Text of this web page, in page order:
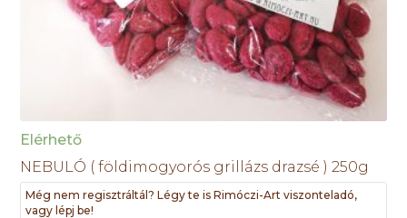
Elérhető
NEBULÓ ( földimogyorós grillázs drazsé ) 250g
Még nem regisztráltál? Légy te is Rimóczi-Art viszonteladó,
vagy lépj be!